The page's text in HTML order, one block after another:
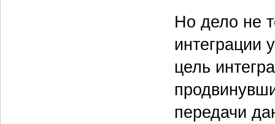
Но дело не
интеграции
цель
передачи